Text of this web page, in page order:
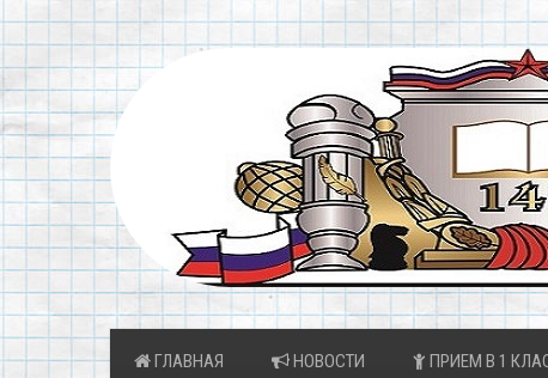
ГЛАВНАЯ НОВОСТИ ПРИЕМ В 1